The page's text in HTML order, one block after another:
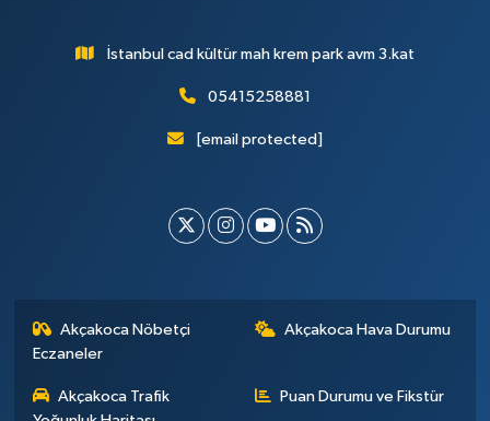
İstanbul cad kültür mah krem park avm 3.kat
05415258881
[email protected]
Akçakoca Nöbetçi
Eczaneler
Akçakoca Hava Durumu
Akçakoca Trafik
Puan Durumu ve Fikstür